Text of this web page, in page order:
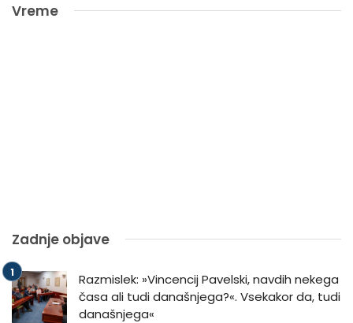
Vreme
Zadnje objave
Razmislek: »Vincencij Pavelski, navdih nekega
časa ali tudi današnjega?«. Vsekakor da, tudi
današnjega«